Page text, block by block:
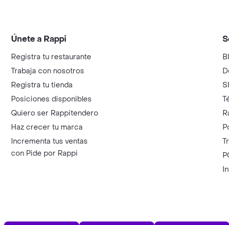
Únete a Rappi
Registra tu restaurante
Trabaja con nosotros
Registra tu tienda
Posiciones disponibles
Quiero ser Rappitendero
Haz crecer tu marca
Incrementa tus ventas
con Pide por Rappi